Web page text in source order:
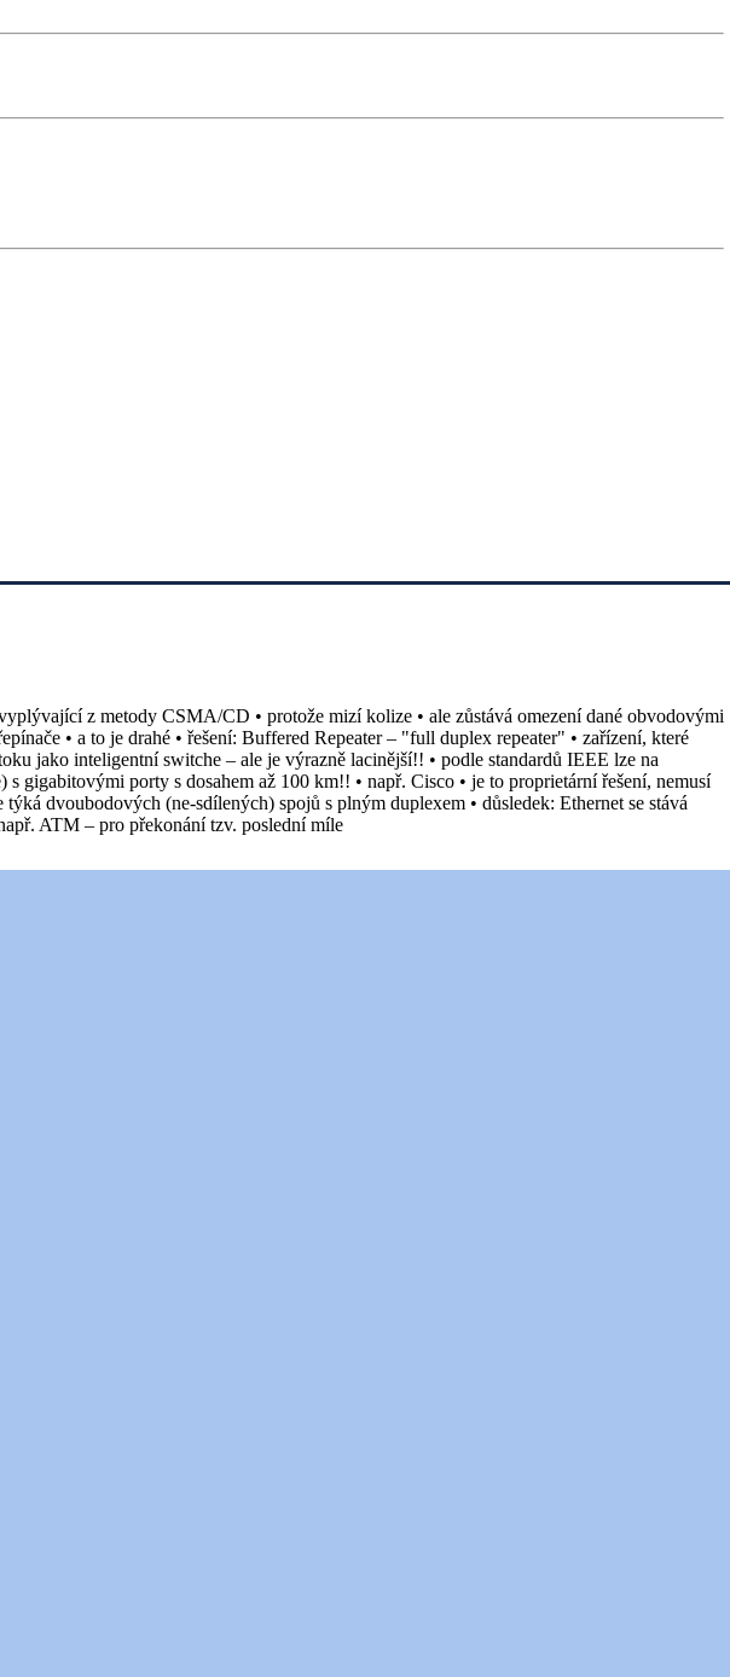
z metody CSMA/CD • protože mizí kolize • ale zůstává omezení dané obvodovými
• a to je drahé • řešení: Buffered Repeater – "full duplex repeater" • zařízení, které
jako inteligentní switche – ale je výrazně lacinější!! • podle standardů IEEE lze na
porty s dosahem až 100 km!! • např. Cisco • je to proprietární řešení, nemusí
dvoubodových (ne-sdílených) spojů s plným duplexem • důsledek: Ethernet se stává
ATM – pro překonání tzv. poslední míle